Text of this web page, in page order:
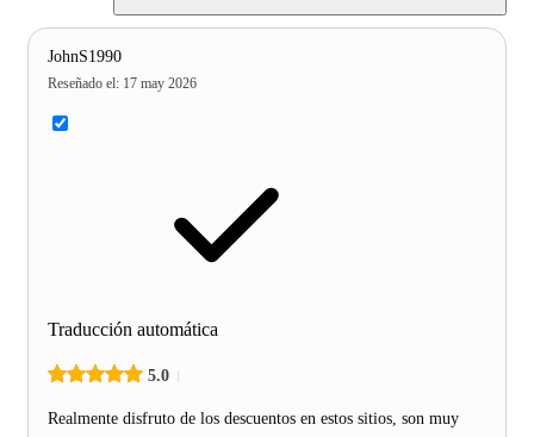
JohnS1990
Reseñado el: 17 may 2026
Traducción automática
5.0
Realmente disfruto de los descuentos en estos sitios, son muy